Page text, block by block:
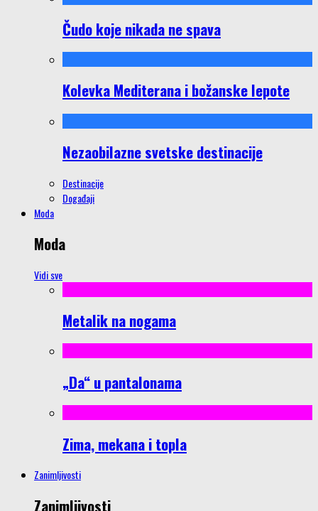
Čudo koje nikada ne spava
Kolevka Mediterana i božanske lepote
Nezaobilazne svetske destinacije
Destinacije
Događaji
Moda
Moda
Vidi sve
Metalik na nogama
„Da“ u pantalonama
Zima, mekana i topla
Zanimljivosti
Zanimljivosti